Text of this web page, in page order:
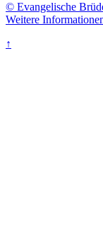
© Evangelische
Weitere
↑